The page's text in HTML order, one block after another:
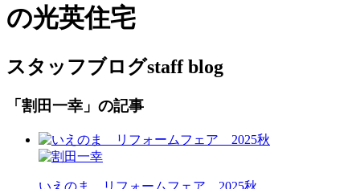
の光英住宅
スタッフブログstaff blog
「割田一幸」の記事
いえのま リフォームフェア 2025秋